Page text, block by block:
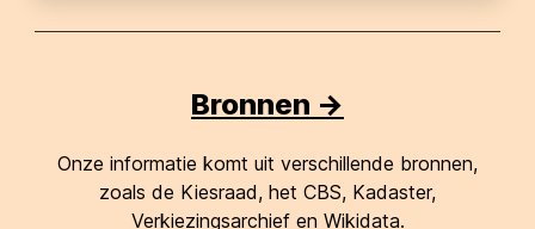
Bronnen ->
Onze informatie komt uit verschillende bronnen,
zoals de Kiesraad, het CBS, Kadaster,
Verkiezingsarchief en Wikidata.